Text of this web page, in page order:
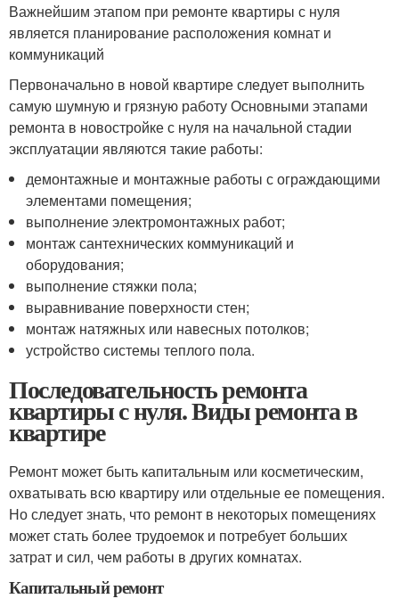
Важнейшим этапом при ремонте квартиры с нуля
является планирование расположения комнат и
коммуникаций
Первоначально в новой квартире следует выполнить
самую шумную и грязную работу Основными этапами
ремонта в новостройке с нуля на начальной стадии
эксплуатации являются такие работы:
демонтажные и монтажные работы с ограждающими
элементами помещения;
выполнение электромонтажных работ;
монтаж сантехнических коммуникаций и
оборудования;
выполнение стяжки пола;
выравнивание поверхности стен;
монтаж натяжных или навесных потолков;
устройство системы теплого пола.
Последовательность ремонта
квартиры с нуля. Виды ремонта в
квартире
Ремонт может быть капитальным или косметическим,
охватывать всю квартиру или отдельные ее помещения.
Но следует знать, что ремонт в некоторых помещениях
может стать более трудоемок и потребует больших
затрат и сил, чем работы в других комнатах.
Капитальный ремонт